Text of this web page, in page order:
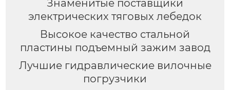
Знаменитые поставщики
электрических тяговых лебедок
Высокое качество стальной
пластины подъемный зажим завод
Лучшие гидравлические вилочные
погрузчики